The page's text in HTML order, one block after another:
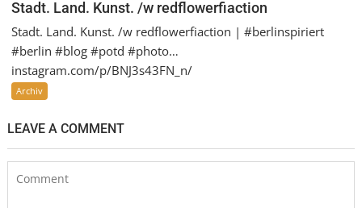
Stadt. Land. Kunst. /w redflowerfiaction
Stadt. Land. Kunst. /w redflowerfiaction | #berlinspiriert
#berlin #blog #potd #photo…
instagram.com/p/BNJ3s43FN_n/
Archiv
LEAVE A COMMENT